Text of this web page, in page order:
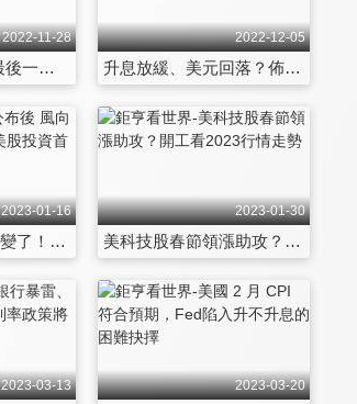
2022-11-28
迎接2023！2022最後一波行情到來？
2022-12-05
升息放緩、美元回落？佈局2023投資策略
2023-01-16
CPI公布後 風向轉變了！最新2023美股投資首選
2023-01-30
美科技股春節領漲助攻？開工看2023行情走勢
2023-03-13 2023-03-20